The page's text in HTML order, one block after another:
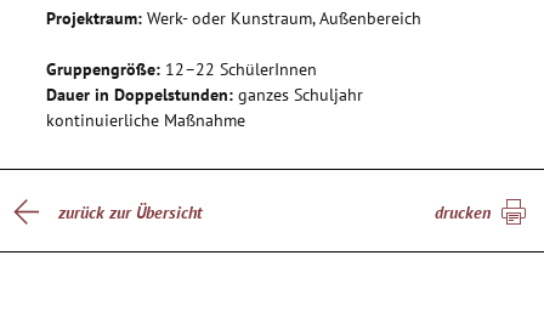
Projektraum: Werk- oder Kunstraum, Außenbereich
Gruppengröße: 12–22 SchülerInnen
Dauer in Doppelstunden: ganzes Schuljahr
kontinuierliche Maßnahme
zurück zur Übersicht drucken